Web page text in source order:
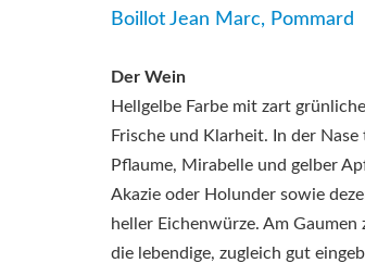
Boillot Jean Marc, Pommard
Der Wein
Hellgelbe Farbe mit zart
Frische und Klarheit. In der
Pflaume, Mirabelle und gelber
Akazie oder Holunder sowie
heller Eichenwürze. Am
die lebendige, zugleich gut